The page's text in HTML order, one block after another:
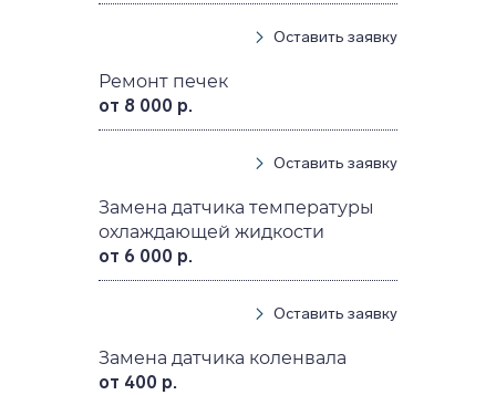
Оставить заявку
Ремонт печек
от 8 000 р.
Оставить заявку
Замена датчика температуры
охлаждающей жидкости
от 6 000 р.
Оставить заявку
Замена датчика коленвала
от 400 р.